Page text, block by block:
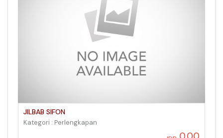
JILBAB SIFON
Kategori : Perlengkapan